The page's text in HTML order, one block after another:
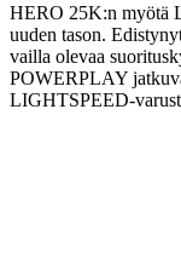
HERO 25K:n myötä
uuden tason.
vailla olevaa
POWERPLAY
LIGHTSPEED-